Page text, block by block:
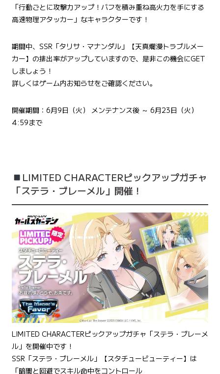
「行動ごとに攻撃力アップ！バフを積み重ね高火力を手にする
高速物理アタッカー」なキャラクターです！
期間中、SSR「タリサ・マナンダル」【天真爛漫トラブルメー
カー】の排出率がアップしていますので、是非この機会にGET
しましょう！
詳しくはゲーム内お知らせをご確認ください。
開催期間：6月9日（火） メンテナンス後 ～ 6月23日（火）
4:59まで
LIMITED CHARACTERピックアップガチャ
「ステラ・ブレーメル」開催！
LIMITED CHARACTERピックアップガチャ「ステラ・ブレーメ
ル」を開催中です！
SSR「ステラ・ブレーメル」【スタチュービューティー】は
「暗闇と回避でスキル命中をコントロール